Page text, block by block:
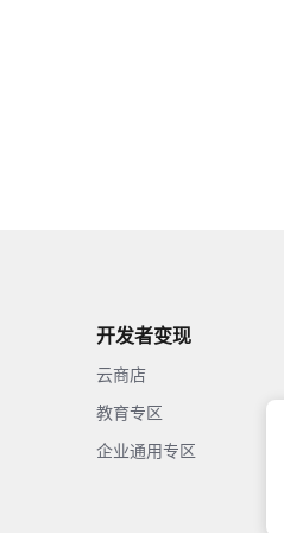
开发者变现
云商店
教育专区
企业通用专区